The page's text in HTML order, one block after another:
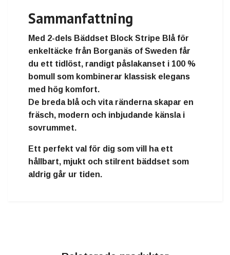
Sammanfattning
Med 2-dels Bäddset Block Stripe Blå för
enkeltäcke från Borganäs of Sweden får
du ett tidlöst, randigt påslakanset i 100 %
bomull
som kombinerar klassisk elegans
med hög komfort.
De breda blå och vita ränderna skapar en
fräsch, modern och inbjudande känsla i
sovrummet.
Ett perfekt val för dig som vill ha ett
hållbart, mjukt och stilrent bäddset som
aldrig går ur tiden.